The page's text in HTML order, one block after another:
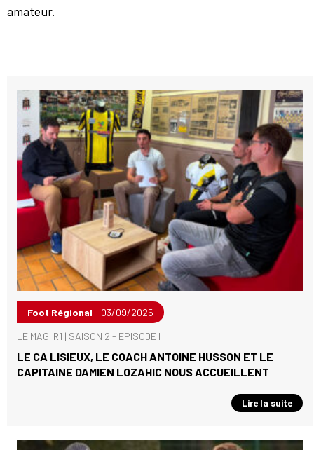
amateur.
Foot Régional - 03/09/2025
LE MAG' R1 | SAISON 2 - EPISODE I
LE CA LISIEUX, LE COACH ANTOINE HUSSON ET LE
CAPITAINE DAMIEN LOZAHIC NOUS ACCUEILLENT
Lire la suite